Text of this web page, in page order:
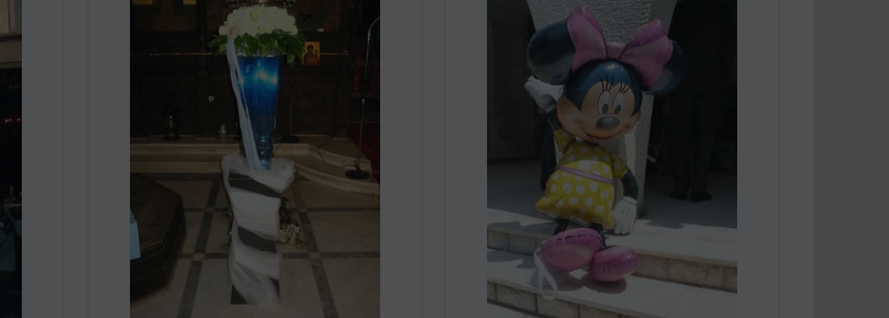
ΚΩΔΙΚΟΣ: Af13
(21) τριαντάφυλλα 60-70 εκ.
55.00
ΚΩΔΙΚΟΣ:
Ορχιδέα φαλαίνοψις σε
γυάλινο βάζο
€
ΚΩΔΙΚΟΣ:
Φυτό "Zamioculcas" (Zamia).
Ποιοτική Γλά...
€ 65.00 € 54.99